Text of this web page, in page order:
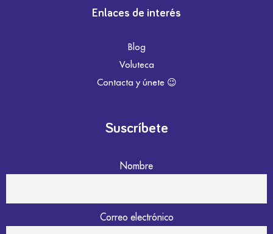
Enlaces de interés
Blog
Voluteca
Contacta y únete 😉
Suscríbete
Nombre
Correo electrónico